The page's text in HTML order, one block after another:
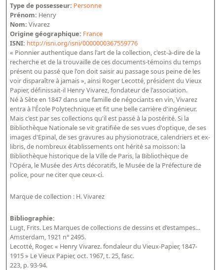
Type de possesseur: Personne
Prénom: Henry
Nom:Vivarez
Origine géographique: France
ISNI: http://isni.org/isni/0000000367559776
« Pionnier authentique dans l'art de la collection, c'est-à-dire de la
recherche et de la trouvaille de ces documents-témoins du temps
présent ou passé que l'on doit saisir au passage sous peine de les
voir disparaître à jamais », ainsi Roger Lecotté, président du Vieux
Papier, définissait-il Henry Vivarez, fondateur de l'association.
Né à Sète en 1847 dans une famille de négociants en vin, Vivarez
entra à l'École Polytechnique et fit une belle carrière d'ingénieur.
Mais c'est par ses collections qu'il est passé à la postérité. Si la
Bibliothèque Nationale se vit gratifiée de ses vues d'optique, de ses
images d'Epinal, de ses gravures au physionotrace, calendriers et ex-
libris, de nombreux établissements ont hérité sa moisson: la
Bibliothèque historique de la Ville de Paris, la Bibliothèque de
l'Opéra, le Musée des Arts décoratifs, le Musée de la Préfecture de
police, pour ne citer que ceux-ci.
Marque de collection : H. Vivarez
Bibliographie:
Lugt, Frits. Les Marques de collections de dessins et d’estampes…
Amsterdam, 1921 n° 2495.
Lecotté, Roger. « Henry Vivarez. fondaleur du Vieux-Papier, 1847-
1915 » Le Vieux Papier, oct. 1967, t. 25, fasc.
223, p. 93-94.